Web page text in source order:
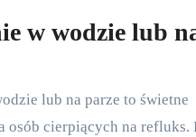
w wodzie lub
lub na parze to świetne
osób cierpiących na refluks.